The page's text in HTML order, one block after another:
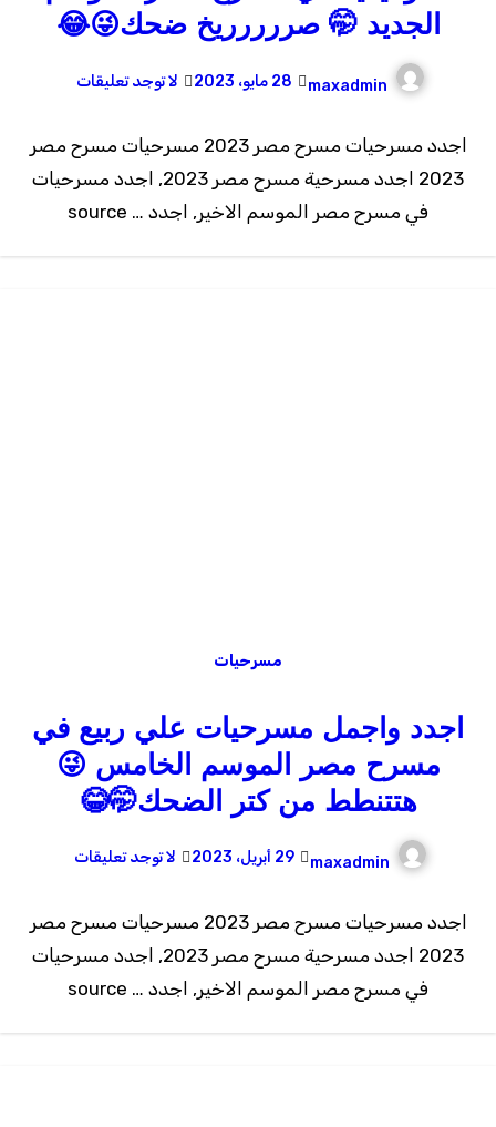
الجديد 🤭 صررررريخ ضحك😜😂
maxadmin 28 مايو، 2023 لا توجد تعليقات
اجدد مسرحيات مسرح مصر 2023 مسرحيات مسرح مصر
2023 اجدد مسرحية مسرح مصر 2023, اجدد مسرحيات
في مسرح مصر الموسم الاخير, اجدد … source
مسرحيات
اجدد واجمل مسرحيات علي ربيع في
مسرح مصر الموسم الخامس 😜
هتتنطط من كتر الضحك🤭😂
maxadmin 29 أبريل، 2023 لا توجد تعليقات
اجدد مسرحيات مسرح مصر 2023 مسرحيات مسرح مصر
2023 اجدد مسرحية مسرح مصر 2023, اجدد مسرحيات
في مسرح مصر الموسم الاخير, اجدد … source